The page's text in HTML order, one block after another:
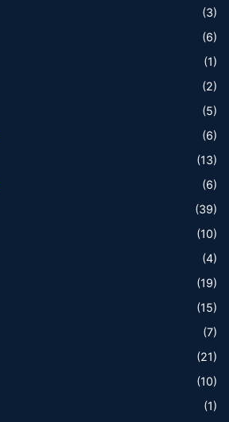
(3)
(6)
(1)
(2)
(5)
(6)
(13)
(6)
(39)
(10)
(4)
(19)
(15)
(7)
(21)
(10)
(1)